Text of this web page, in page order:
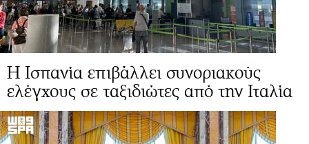
Η Ισπανία επιβάλλει συνοριακούς
ελέγχους σε ταξιδιώτες από την Ιταλία